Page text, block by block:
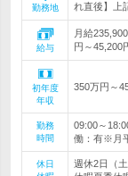
勤務地
れ直後】上
給与
月給
円～45,200
初年度
年収
350万円～
勤務
時間
09:00～
働：有※月
休日
週休2日（